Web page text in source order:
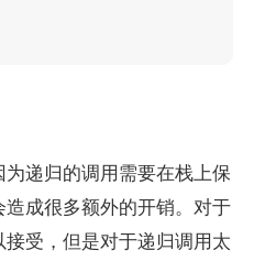
递归的调用需要在栈上保
成很多额外的开销。对于
受，但是对于递归调用太